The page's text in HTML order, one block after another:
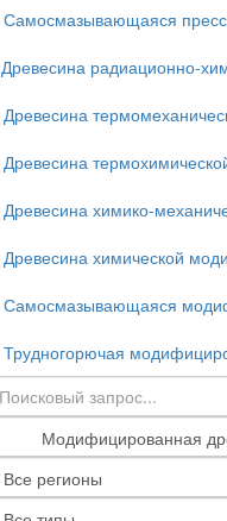
Самосмазывающаяся
Древесина радиационно-
Древесина
Древесина
Древесина химико-
Древесина химической
Самосмазывающаяся
Трудногорючая